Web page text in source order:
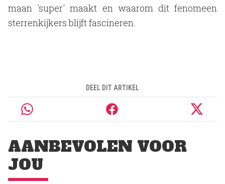
maan 'super' maakt en waarom dit fenomeen
sterrenkijkers blijft fascineren.
DEEL DIT ARTIKEL
AANBEVOLEN VOOR
JOU